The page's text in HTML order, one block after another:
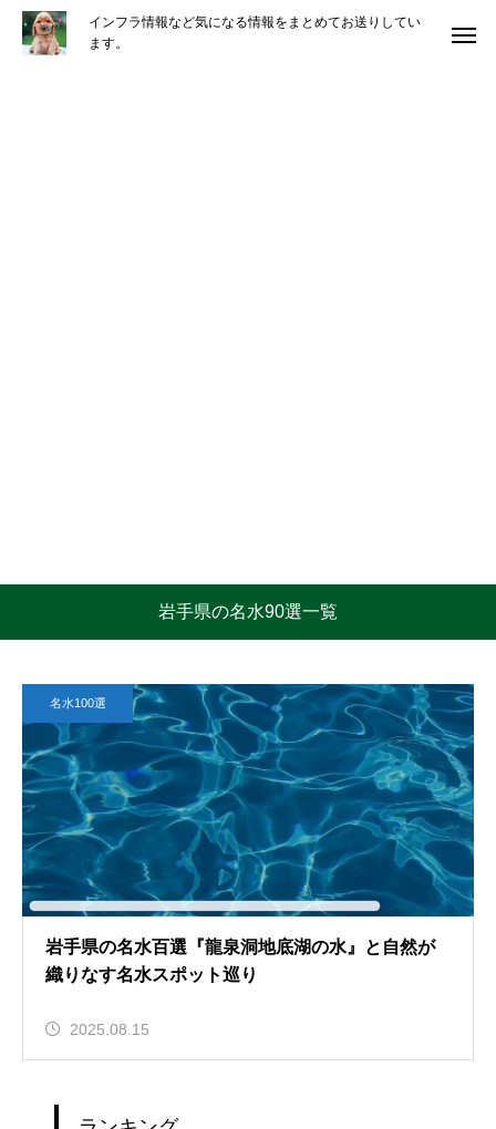
インフラ情報など気になる情報をまとめてお送りしてい
ます。
岩手県の名水90選一覧
名水100選
岩手県の名水百選『龍泉洞地底湖の水』と自然が
織りなす名水スポット巡り
2025.08.15